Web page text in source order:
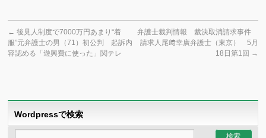
← 後見人制度で7000万円あまり“着
服”元弁護士の男（71）初公判 起訴内
容認める「遊興費に使った」関テレ
弁護士裁判情報 裁決取消請求事件
請求人尾﨑幸廣弁護士（東京） 5月
18日第1回 →
Wordpressで検索